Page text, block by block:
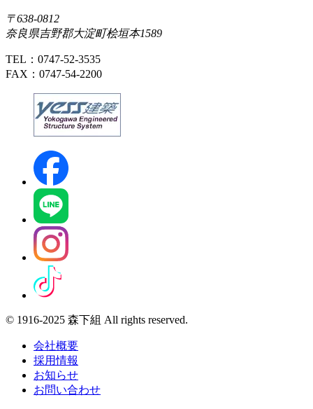
〒638-0812
奈良県吉野郡大淀町桧垣本1589
TEL：0747-52-3535
FAX：0747-54-2200
© 1916-2025 森下組 All rights reserved.
会社概要
採用情報
お知らせ
お問い合わせ